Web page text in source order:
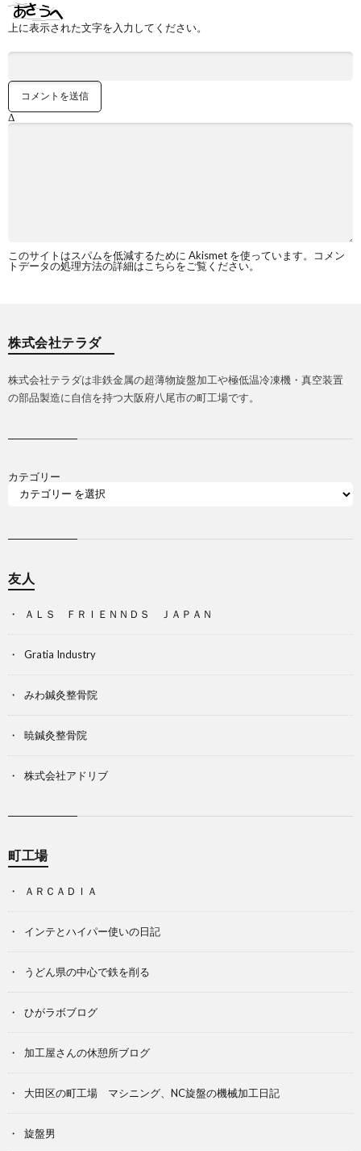
上に表示された文字を入力してください。
Δ
このサイトはスパムを低減するために Akismet を使っています。
コメン
トデータの処理方法の詳細はこちらをご覧ください。
株式会社テラダ
株式会社テラダは非鉄金属の超薄物旋盤加工や極低温冷凍機・真空装置
の部品製造に自信を持つ大阪府八尾市の町工場です。
カテゴリー
友人
ＡＬＳ ＦＲＩＥＮＮＤＳ ＪＡＰＡＮ
Gratia Industry
みわ鍼灸整骨院
暁鍼灸整骨院
株式会社アドリブ
町工場
ＡＲＣＡＤＩＡ
インテとハイパー使いの日記
うどん県の中心で鉄を削る
ひがラボブログ
加工屋さんの休憩所ブログ
大田区の町工場 マシニング、NC旋盤の機械加工日記
旋盤男